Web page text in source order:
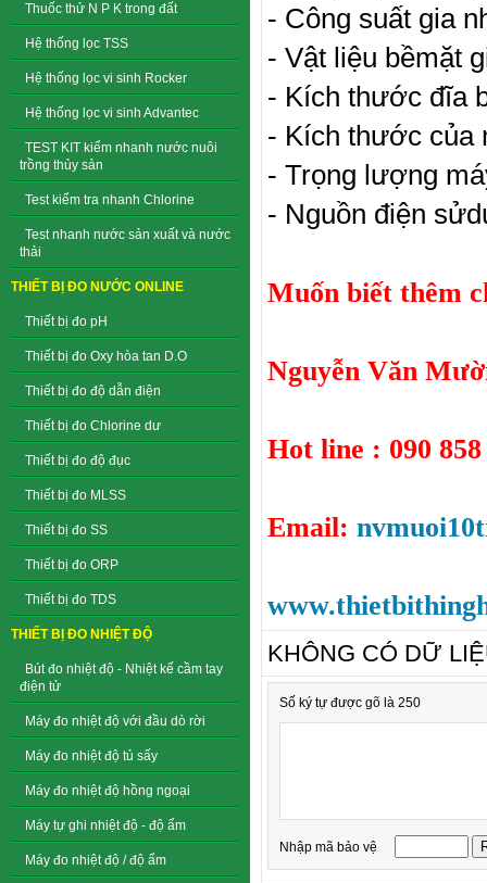
Thuốc thử N P K trong đất
Hệ thống lọc TSS
Hệ thống lọc vi sinh Rocker
Hệ thống lọc vi sinh Advantec
TEST KIT kiểm nhanh nước nuôi
trồng thủy sản
Test kiểm tra nhanh Chlorine
Test nhanh nước sản xuất và nước
thải
THIẾT BỊ ĐO NƯỚC ONLINE
Thiết bị đo pH
Thiết bị đo Oxy hòa tan D.O
Thiết bị đo độ dẫn điện
Thiết bị đo Chlorine dư
Thiết bị đo độ đục
Thiết bị đo MLSS
Thiết bị đo SS
Thiết bị đo ORP
Thiết bị đo TDS
THIẾT BỊ ĐO NHIỆT ĐỘ
Bút đo nhiệt độ - Nhiệt kế cầm tay
điện tử
Máy đo nhiệt độ với đầu dò rời
Máy đo nhiệt độ tủ sấy
Máy đo nhiệt độ hồng ngoại
Máy tự ghi nhiệt độ - độ ẩm
Máy đo nhiệt độ / độ ẩm
- Công suất gia
- Vật liệu bềmặt
- Kích thước đĩa
- Kích thước của
- Trọng lượng
- Nguồn điện
Muốn biết thêm
Nguyễn Văn
Hot line : 090 858
Email:
KHÔNG CÓ DỮ
Số ký tự được gõ là 250
Nhập mã bảo vệ